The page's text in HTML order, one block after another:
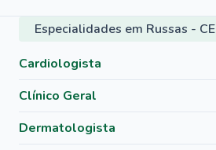
Especialidades em Russas - CE
Cardiologista
Clínico Geral
Dermatologista